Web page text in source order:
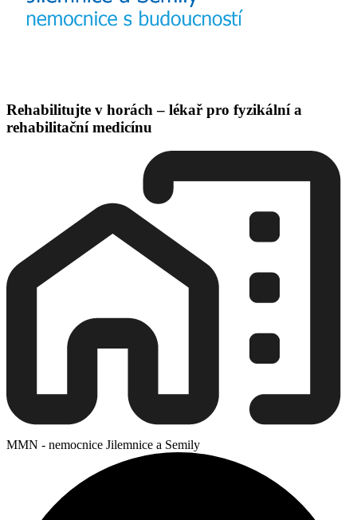
Rehabilitujte v horách – lékař pro fyzikální a
rehabilitační medicínu
MMN - nemocnice Jilemnice a Semily